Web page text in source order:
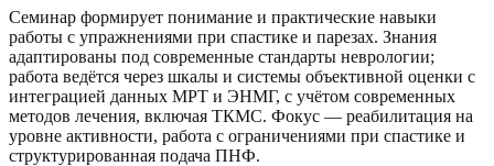
Семинар формирует понимание и практические навыки
работы с упражнениями при спастике и парезах. Знания
адаптированы под современные стандарты неврологии;
работа ведётся через шкалы и системы объективной оценки с
интеграцией данных МРТ и ЭНМГ, с учётом современных
методов лечения, включая ТКМС. Фокус — реабилитация на
уровне активности, работа с ограничениями при спастике и
структурированная подача ПНФ.